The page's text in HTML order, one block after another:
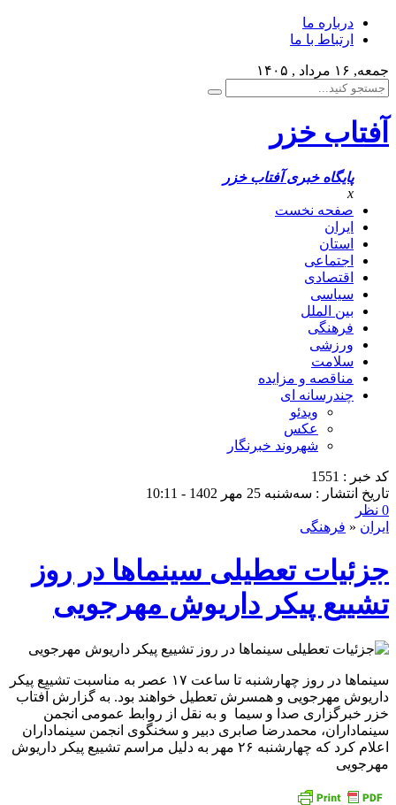
درباره ما
ارتباط با ما
جمعه, ۱۶ مرداد , ۱۴۰۵
آفتاب خزر
پایگاه خبری آفتاب خزر
x
صفحه نخست
ایران
استان
اجتماعی
اقتصادی
سیاسی
بین الملل
فرهنگی
ورزشی
سلامت
مناقصه و مزایده
چندرسانه ای
ویدئو
عکس
شهروند خبرنگار
کد خبر : 1551
تاریخ انتشار : سه‌شنبه 25 مهر 1402 - 10:11
0 نظر
ایران « فرهنگی
جزئیات تعطیلی سینما‌ها در روز
تشییع پیکر داریوش مهرجویی
سینما‌ها در روز چهارشنبه تا ساعت ۱۷ عصر به مناسبت تشییع پیکر
داریوش مهرجویی و همسرش تعطیل خواهند بود. به گزارش آفتاب
خزر خبرگزاری صدا و سیما و به نقل از روابط عمومی انجمن
سینماداران، محمدرضا صابری دبیر و سخنگوی انجمن سینماداران
اعلام کرد که چهارشنبه ۲۶ مهر به دلیل مراسم تشییع پیکر داریوش
مهرجویی